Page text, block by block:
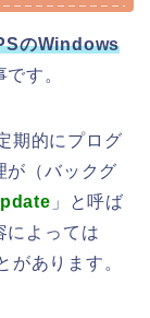
のWindows
です。
期的にプログ
が（バックグ
」と呼ば
によっては
あります。